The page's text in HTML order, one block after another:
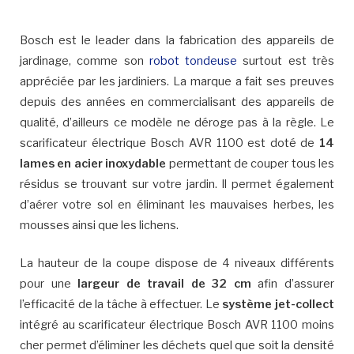
Bosch est le leader dans la fabrication des appareils de
jardinage, comme son robot tondeuse surtout est très
appréciée par les jardiniers. La marque a fait ses preuves
depuis des années en commercialisant des appareils de
qualité, d’ailleurs ce modèle ne déroge pas à la règle. Le
scarificateur électrique Bosch AVR 1100 est doté de 14
lames en acier inoxydable permettant de couper tous les
résidus se trouvant sur votre jardin. Il permet également
d’aérer votre sol en éliminant les mauvaises herbes, les
mousses ainsi que les lichens.
La hauteur de la coupe dispose de 4 niveaux différents
pour une
largeur de travail de 32 cm afin d’assurer
l’efficacité de la tâche à effectuer. Le système jet-collect
intégré au scarificateur électrique Bosch AVR 1100 moins
cher permet d’éliminer les déchets quel que soit la densité